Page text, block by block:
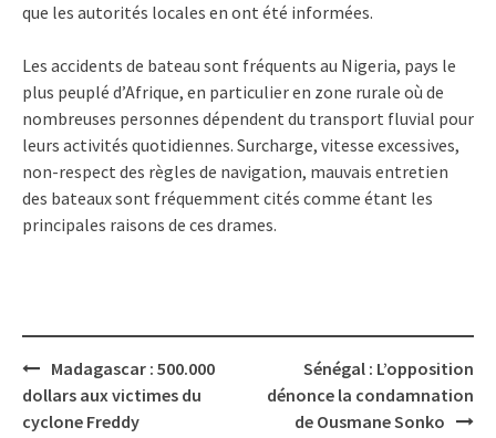
que les autorités locales en ont été informées.
Les accidents de bateau sont fréquents au Nigeria, pays le
plus peuplé d’Afrique, en particulier en zone rurale où de
nombreuses personnes dépendent du transport fluvial pour
leurs activités quotidiennes. Surcharge, vitesse excessives,
non-respect des règles de navigation, mauvais entretien
des bateaux sont fréquemment cités comme étant les
principales raisons de ces drames.
Post
navigation
Madagascar : 500.000
dollars aux victimes du
cyclone Freddy
Sénégal : L’opposition
dénonce la condamnation
de Ousmane Sonko